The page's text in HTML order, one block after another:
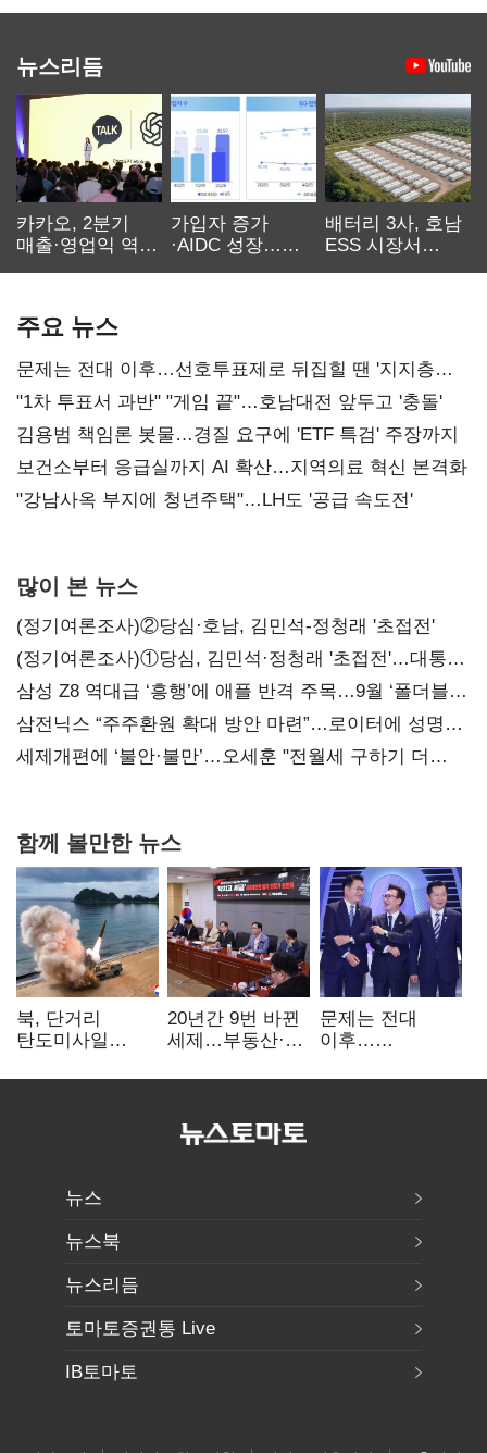
뉴스리듬
카카오, 2분기
매출·영업익 역대
가입자 증가
·AIDC 성장…
배터리 3사, 호남
ESS 시장서
주요 뉴스
문제는 전대 이후…선호투표제로 뒤집힐 땐 '지지층
불복'
"1차 투표서 과반" "게임 끝"…호남대전 앞두고 '충돌'
김용범 책임론 봇물…경질 요구에 'ETF 특검' 주장까지
보건소부터 응급실까지 AI 확산…지역의료 혁신 본격화
"강남사옥 부지에 청년주택"…LH도 '공급 속도전'
많이 본 뉴스
(정기여론조사)②당심·호남, 김민석-정청래 '초접전'
(정기여론조사)①당심, 김민석·정청래 '초접전'…대통령
지지도 '50% 아래로'(종합)
삼성 Z8 역대급 ‘흥행’에 애플 반격 주목…9월 ‘폴더블
대전’
삼전닉스 “주주환원 확대 방안 마련”…로이터에 성명
보내
세제개편에 ‘불안·불만’…오세훈 "전월세 구하기 더
함께 볼만한 뉴스
북, 단거리
탄도미사일
"즉각 중단 촉구"
20년간 9번 바뀐
세제…부동산·
건드렸다
문제는 전대
이후…
뒤집힐 땐
뉴스
뉴스북
뉴스리듬
토마토증권통 Live
IB토마토